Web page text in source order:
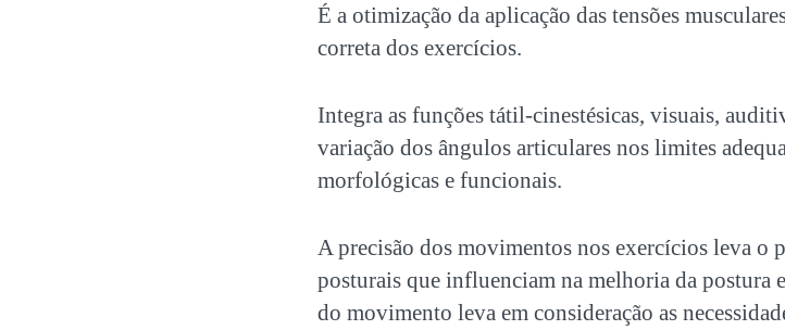
É a otimização da aplicação das tensões
correta dos exercícios.
Integra as funções tátil-cinestésicas, visuais,
variação dos ângulos articulares nos limites
morfológicas e funcionais.
A precisão dos movimentos nos exercícios leva o
posturais que influenciam na melhoria da postura
do movimento leva em consideração as